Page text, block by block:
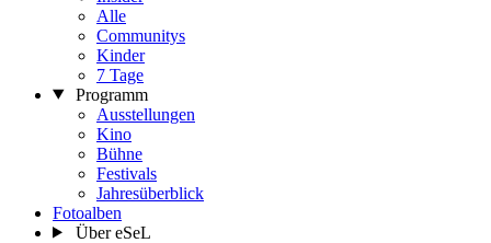
Alle
Communitys
Kinder
7 Tage
Programm
Ausstellungen
Kino
Bühne
Festivals
Jahresüberblick
Fotoalben
Über eSeL